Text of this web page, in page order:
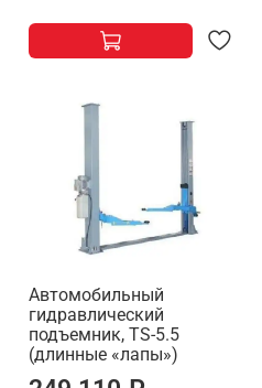
Автомобильный
гидравлический
подъемник, TS-5.5
(длинные «лапы»)